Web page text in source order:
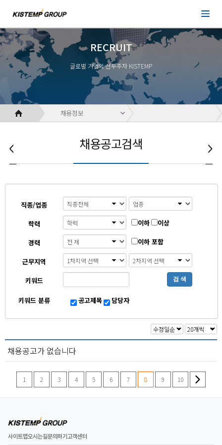
RECRUIT
글로벌 기업의 선두주자 KISTEMP
채용정보
채용공고검색
직종/업종
학력
이하 이상
경력 이하 포함
근무지역
키워드
검 색
키워드 분류 공고제목 담당자
채용공고가 없습니다
1 2 3 4 5 6 7 8 9 10
사이트맵오시는길문의하기고객센터